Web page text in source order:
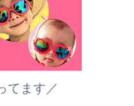
てます／